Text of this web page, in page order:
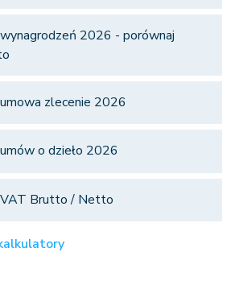
2026 - porównaj
zlecenie 2026
o dzieło 2026
Brutto / Netto